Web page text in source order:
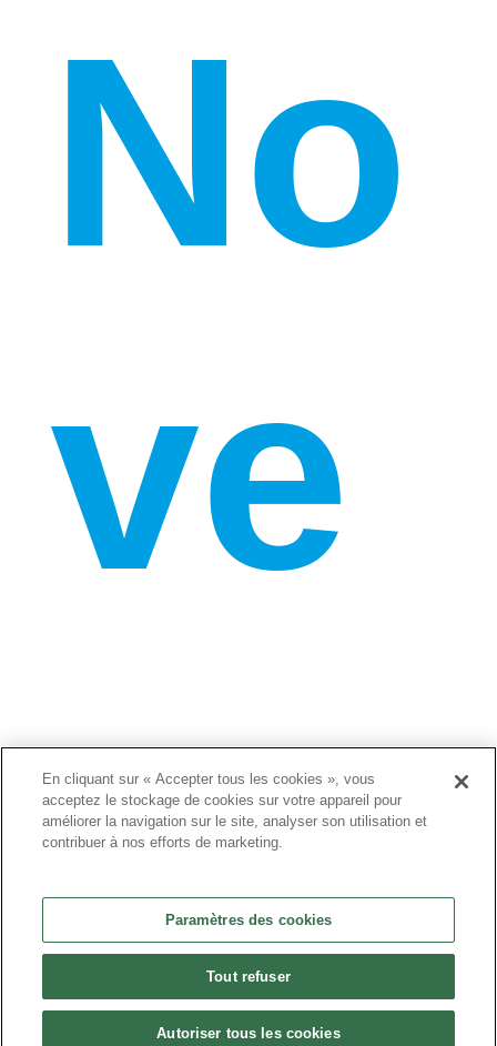
No
ve
m
En cliquant sur « Accepter tous les cookies », vous
acceptez le stockage de cookies sur votre appareil pour
améliorer la navigation sur le site, analyser son utilisation et
contribuer à nos efforts de marketing.
Paramètres des cookies
Tout refuser
Autoriser tous les cookies